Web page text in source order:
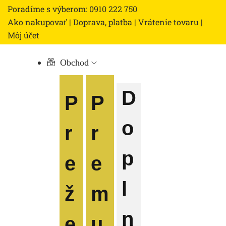
Poradíme s výberom: 0910 222 750
Ako nakupovať | Doprava, platba | Vrátenie tovaru |
Môj účet
Obchod
P
r
e
ž
P
r
e
m
D
o
p
l
n